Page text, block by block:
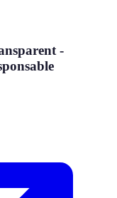
-